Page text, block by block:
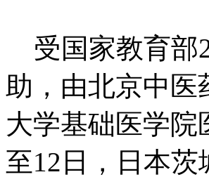
受国家教育部
助，由北京中医
大学基础医学院
至12日，日本